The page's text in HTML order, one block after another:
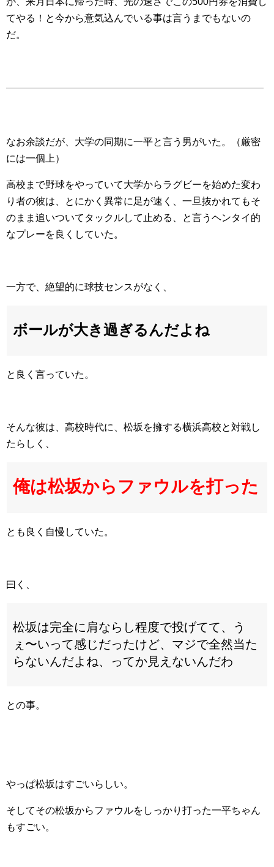
てやる！と今から意気込んでいる事は言うまでもないの
だ。
なお余談だが、大学の同期に一平と言う男がいた。（厳密
には一個上）
高校まで野球をやっていて大学からラグビーを始めた変わ
り者の彼は、とにかく異常に足が速く、一旦抜かれてもそ
のまま追いついてタックルして止める、と言うヘンタイ的
なプレーを良くしていた。
一方で、絶望的に球技センスがなく、
ボールが大き過ぎるんだよね
と良く言っていた。
そんな彼は、高校時代に、松坂を擁する横浜高校と対戦し
たらしく、
俺は松坂からファウルを打った
とも良く自慢していた。
曰く、
松坂は完全に肩ならし程度で投げてて、う
ぇ〜いって感じだったけど、マジで全然当た
らないんだよね、ってか見えないんだわ
との事。
やっぱ松坂はすごいらしい。
そしてその松坂からファウルをしっかり打った一平ちゃん
もすごい。